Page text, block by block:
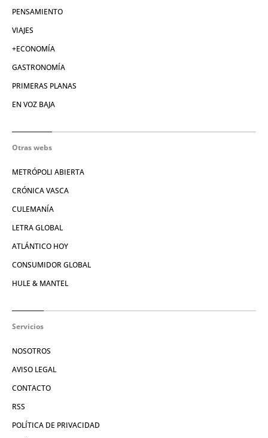
PENSAMIENTO
VIAJES
+ECONOMÍA
GASTRONOMÍA
PRIMERAS PLANAS
EN VOZ BAJA
Otras webs
METRÓPOLI ABIERTA
CRÓNICA VASCA
CULEMANÍA
LETRA GLOBAL
ATLÁNTICO HOY
CONSUMIDOR GLOBAL
HULE & MANTEL
Servicios
NOSOTROS
AVISO LEGAL
CONTACTO
RSS
POLÍTICA DE PRIVACIDAD